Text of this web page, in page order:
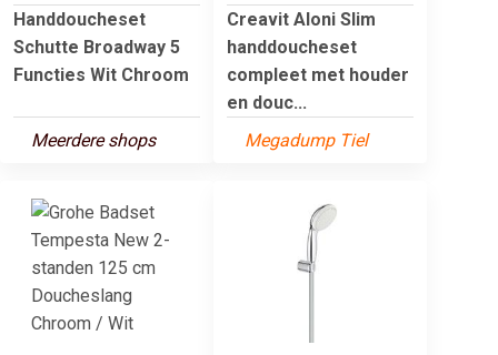
Handdoucheset
Schutte Broadway 5
Functies Wit Chroom
Meerdere shops
Creavit Aloni Slim
handdoucheset
compleet met houder
en douc...
Megadump Tiel